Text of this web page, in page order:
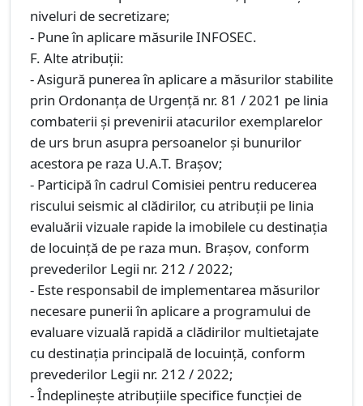
niveluri de secretizare;
- Pune în aplicare măsurile INFOSEC.
F. Alte atribuții:
- Asigură punerea în aplicare a măsurilor stabilite
prin Ordonanța de Urgență nr. 81 / 2021 pe linia
combaterii și prevenirii atacurilor exemplarelor
de urs brun asupra persoanelor și bunurilor
acestora pe raza U.A.T. Brașov;
- Participă în cadrul Comisiei pentru reducerea
riscului seismic al clădirilor, cu atribuții pe linia
evaluării vizuale rapide la imobilele cu destinația
de locuință de pe raza mun. Brașov, conform
prevederilor Legii nr. 212 / 2022;
- Este responsabil de implementarea măsurilor
necesare punerii în aplicare a programului de
evaluare vizuală rapidă a clădirilor multietajate
cu destinația principală de locuință, conform
prevederilor Legii nr. 212 / 2022;
- Îndeplineşte atribuţiile specifice funcţiei de